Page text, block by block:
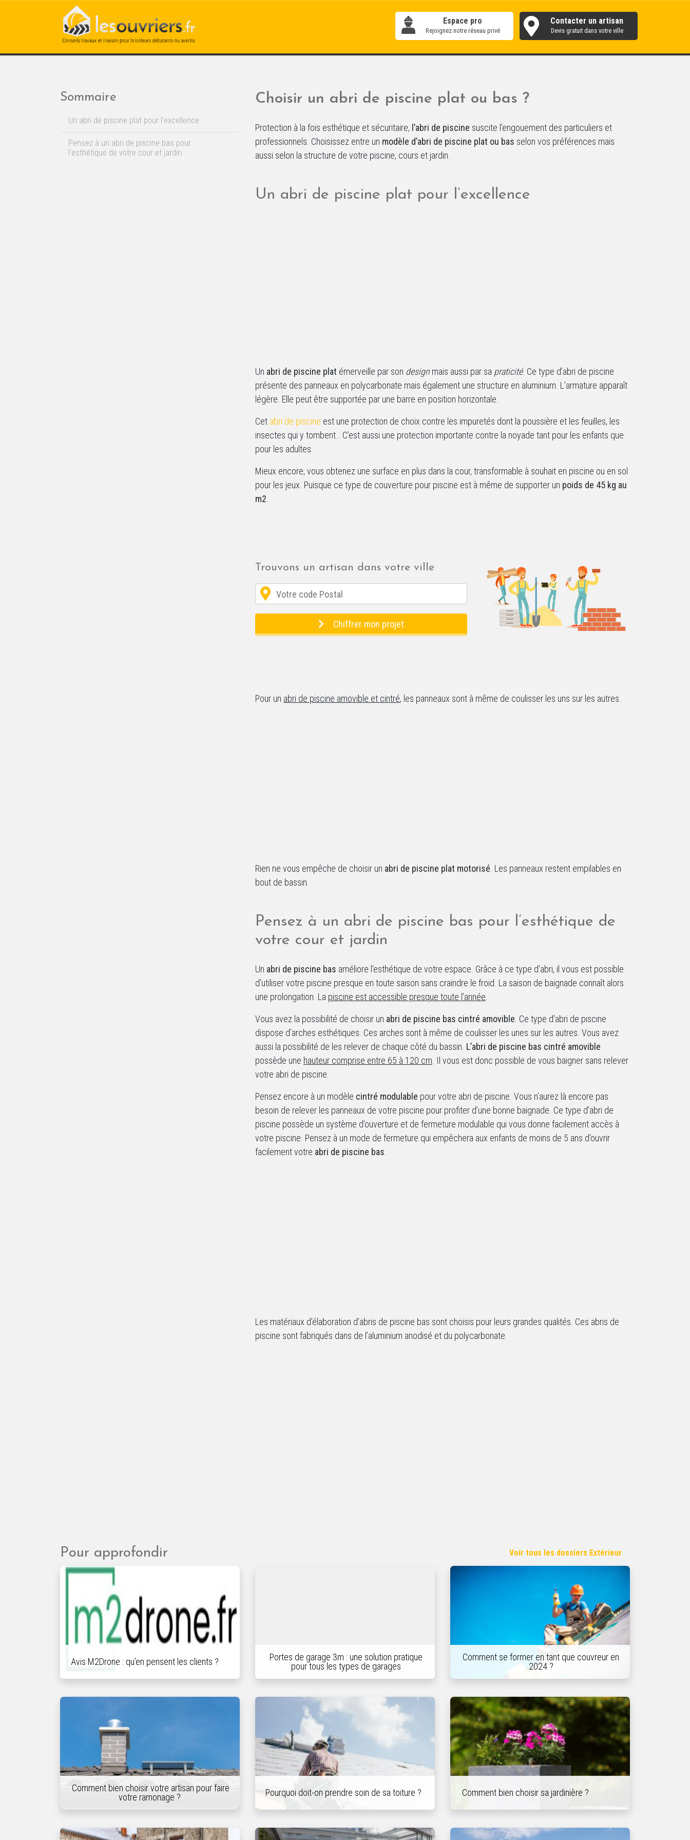
Espace pro
Rejoignez notre réseau privé
Contacter un artisan
Devis gratuit dans votre ville
Sommaire
Un abri de piscine plat pour l’excellence
Pensez à un abri de piscine bas pour
l’esthétique de votre cour et jardin
Choisir un abri de piscine plat ou bas ?
Protection à la fois esthétique et sécuritaire, l’abri de piscine suscite l’engouement des particuliers et
professionnels. Choisissez entre un modèle d’abri de piscine plat ou bas selon vos préférences mais
aussi selon la structure de votre piscine, cours et jardin.
Un abri de piscine plat pour l’excellence
Un abri de piscine plat émerveille par son designmais aussi par sa praticité. Ce type d’abri de piscine
présente des panneaux en polycarbonate mais également une structure en aluminium. L’armature apparaît
légère. Elle peut être supportée par une barre en position horizontale.
Cet abri de piscine est une protection de choix contre les impuretés dont la poussière et les feuilles, les
insectes qui y tombent… C’est aussi une protection importante contre la noyade tant pour les enfants que
pour les adultes.
Mieux encore, vous obtenez une surface en plus dans la cour, transformable à souhait en piscine ou en sol
pour les jeux. Puisque ce type de couverture pour piscine est à même de supporter un poids de 45 kg au
m2.
Trouvons un artisan dans votre ville
Chiffrer mon projet
Pour un abri de piscine amovible et cintré, les panneaux sont à même de coulisser les uns sur les autres.
Rien ne vous empêche de choisir un abri de piscine plat motorisé . Les panneaux restent empilables en
bout de bassin.
Pensez à un abri de piscine bas pour l’esthétique de
votre cour et jardin
Un abri de piscine bas améliore l’esthétique de votre espace. Grâce à ce type d’abri, il vous est possible
d’utiliser votre piscine presque en toute saison sans craindre le froid. La saison de baignade connaît alors
une prolongation. La piscine est accessible presque toute l’année
Vous avez la possibilité de choisir un abri de piscine bas cintré amovible . Ce type d’abri de piscine
dispose d’arches esthétiques. Ces arches sont à même de coulisser les unes sur les autres. Vous avez
aussi la possibilité de les relever de chaque côté du bassin. L’abri de piscine bas cintré amovible
possède une hauteur comprise entre 65 à 120 cm . Il vous est donc possible de vous baigner sans relever
votre abri de piscine.
Pensez encore à un modèle cintré modulable pour votre abri de piscine. Vous n’aurez là encore pas
besoin de relever les panneaux de votre piscine pour profiter d’une bonne baignade. Ce type d’abri de
piscine possède un système d’ouverture et de fermeture modulable qui vous donne facilement accès à
votre piscine. Pensez à un mode de fermeture qui empêchera aux enfants de moins de 5 ans d’ouvrir
facilement votre abri de piscine bas
Les matériaux d’élaboration d’abris de piscine bas sont choisis pour leurs grandes qualités. Ces abris de
piscine sont fabriqués dans de l’aluminium anodisé et du polycarbonate.
Pour approfondir Voir tous les dossiers Extérieur
Avis M2Drone : qu’en pensent les clients ?
Portes de garage 3m : une solution pratique
pour tous les types de garages
Comment se former en tant que couvreur en
2024 ?
Comment bien choisir votre artisan pour faire
votre ramonage ?
Pourquoi doit-on prendre soin de sa toiture ? Comment bien choisir sa jardinière ?